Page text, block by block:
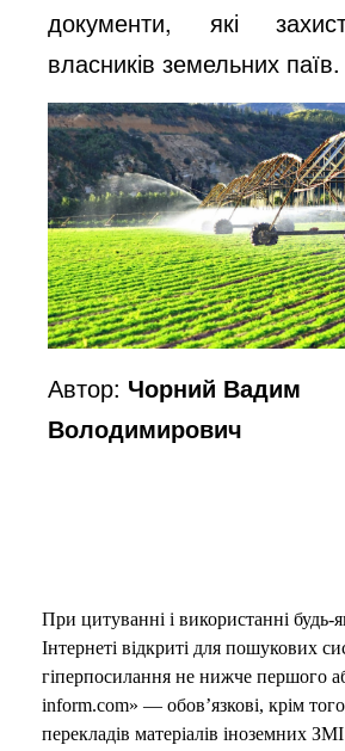
документи, які
власників земельних паїв.
Автор: Чорний Вадим
Володимирович
При цитуванні і використанні будь-
Інтернеті відкриті для пошукових
гіперпосилання не нижче першого
inform.com» — обов’язкові, крім
перекладів матеріалів іноземних